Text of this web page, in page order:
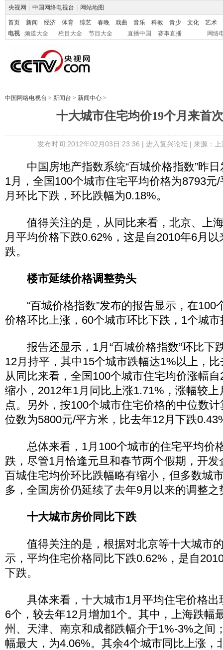
央视网 中国网络电视台 网站地图
首页 新闻 经济 体育 综艺 春晚 戏曲 音乐 科教 青少 文化
艺术
电视
频道大全 栏目大全 节目大全 直播中国 赛事直播 网络
中国网络电视台 > 新闻台 > 新闻中心 >
十大城市住宅均价19个月来首
发布时间:2012年02月03日 23:36 | 进入复兴论坛| 来源：
中国房地产指数系统“百城价格指数”昨日
1月，全国100个城市住宅平均价格为8793元
月环比下跌，环比跌幅为0.18%。
值得关注的是，从同比来看，北京、上
月平均价格下跌0.62%，这是自2010年6月
跌。
楼市延续价格调整势头
“百城价格指数”发布的报告显示，在100
价格环比上涨，60个城市环比下跌，1个城市
报告还显示，1月“百城价格指数”环比下
12月持平，其中15个城市跌幅达1%以上，
从同比来看，全国100个城市住宅均价涨幅
缩小，2012年1月同比上涨1.71%，涨幅较
点。另外，按100个城市住宅价格的中位数
位数为5800元/平方米，比去年12月下跌
总体来看，1月100个城市的住宅平均价
跌，尽管1月恰逢元旦和春节两个假期，开
百城住宅均价环比跌幅略有缩小，但多数城
多，全国房价仍延续了去年9月以来的调整之
十大城市房价同比下跌
值得关注的是，根据对北京等十大城市
示，平均住宅价格同比下跌0.62%，是自
下跌。
具体来看，十大城市1月平均住宅价格出
6个，较去年12月增加1个。其中，上海跌幅
州、天津、南京和成都跌幅介于1%-3%之间
幅最大，为4.06%。其余4个城市同比上涨，